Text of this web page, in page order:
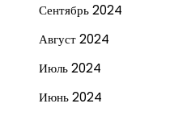
Сентябрь 2024
Август 2024
Июль 2024
Июнь 2024